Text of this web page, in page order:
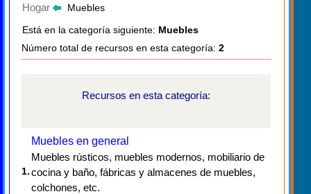
Hogar
Muebles
Está en la categoría siguiente: Muebles
Número total de recursos en esta categoría: 2
Recursos en esta categoría:
1.
Muebles en general
Muebles rústicos, muebles modernos, mobiliario de
cocina y baño, fábricas y almacenes de muebles,
colchones, etc.